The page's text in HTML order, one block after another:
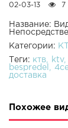
02-03-13 7
Название:
Категории:
Теги: ктв ktv
bespredel
доставка
Похожее